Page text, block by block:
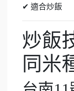
✔ 適合炒飯
炒飯
同米